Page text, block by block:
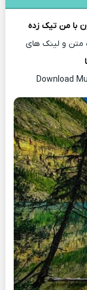
با من تیک زده
متن و لینک های